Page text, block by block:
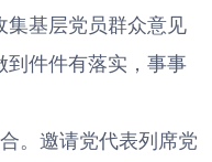
集基层党员群众意见
到件件有落实，事事
。邀请党代表列席党